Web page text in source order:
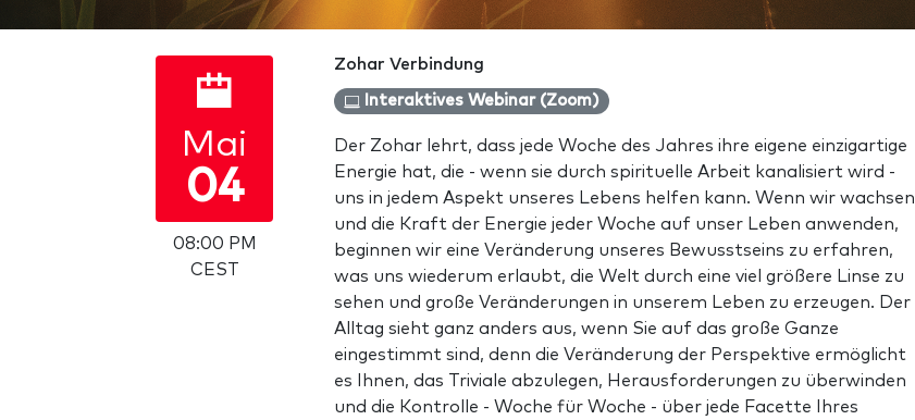
Mai
04
08:00 PM
CEST
Zohar Verbindung
Interaktives Webinar (Zoom)
Der Zohar lehrt, dass jede Woche des Jahres ihre eigene einzigartige
Energie hat, die - wenn sie durch spirituelle Arbeit kanalisiert wird -
uns in jedem Aspekt unseres Lebens helfen kann. Wenn wir wachsen
und die Kraft der Energie jeder Woche auf unser Leben anwenden,
beginnen wir eine Veränderung unseres Bewusstseins zu erfahren,
was uns wiederum erlaubt, die Welt durch eine viel größere Linse zu
sehen und große Veränderungen in unserem Leben zu erzeugen. Der
Alltag sieht ganz anders aus, wenn Sie auf das große Ganze
eingestimmt sind, denn die Veränderung der Perspektive ermöglicht
es Ihnen, das Triviale abzulegen, Herausforderungen zu überwinden
und die Kontrolle - Woche für Woche - über jede Facette Ihres